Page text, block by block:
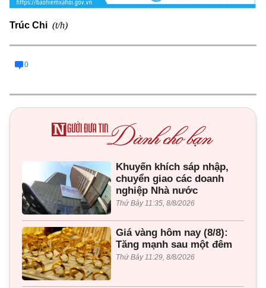
Trúc Chi (t/h)
0
Khuyến khích sáp nhập,
chuyển giao các doanh
nghiệp Nhà nước
Thứ Bảy 11:35, 8/8/2026
Giá vàng hôm nay (8/8):
Tăng mạnh sau một đêm
Thứ Bảy 11:29, 8/8/2026